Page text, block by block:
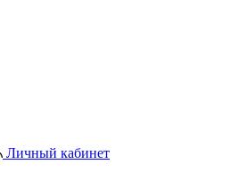
Личный кабинет